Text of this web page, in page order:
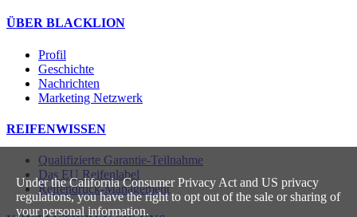
Under the California Consumer Privacy Act and US privacy
regulations, you have the right to opt out of the sale or sharing of
your personal information.
ÜBER BLACKLION
Profil
Geschichte
Nachrichten
Marketing Netzwerk
REIFENWISSEN
Qualifizierte Garantie-Teilnahme
Das EU Reifenlabel
Reifendruck-Management